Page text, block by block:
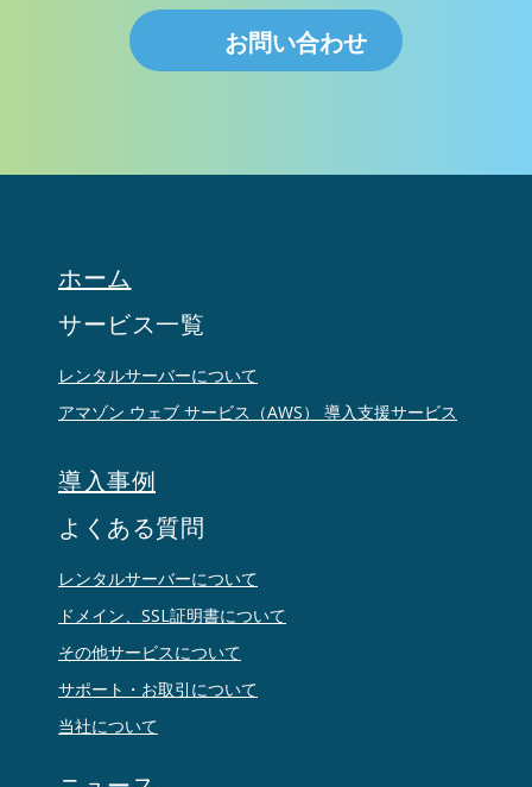
お問い合わせ
ホーム
サービス一覧
レンタルサーバーについて
アマゾン ウェブ サービス（AWS） 導入支援サービス
導入事例
よくある質問
レンタルサーバーについて
ドメイン、SSL証明書について
その他サービスについて
サポート・お取引について
当社について